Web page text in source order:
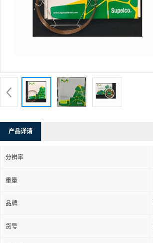
产品详请
分辨率
重量
品牌
货号